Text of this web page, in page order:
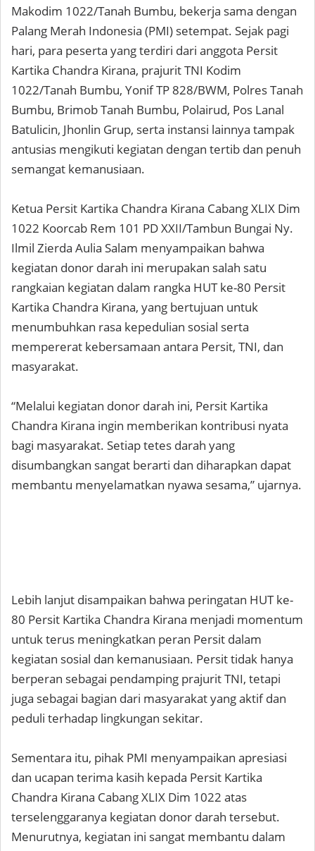
Makodim 1022/Tanah Bumbu, bekerja sama dengan
Palang Merah Indonesia (PMI) setempat. Sejak pagi
hari, para peserta yang terdiri dari anggota Persit
Kartika Chandra Kirana, prajurit TNI Kodim
1022/Tanah Bumbu, Yonif TP 828/BWM, Polres Tanah
Bumbu, Brimob Tanah Bumbu, Polairud, Pos Lanal
Batulicin, Jhonlin Grup, serta instansi lainnya tampak
antusias mengikuti kegiatan dengan tertib dan penuh
semangat kemanusiaan.
Ketua Persit Kartika Chandra Kirana Cabang XLIX Dim
1022 Koorcab Rem 101 PD XXII/Tambun Bungai Ny.
Ilmil Zierda Aulia Salam menyampaikan bahwa
kegiatan donor darah ini merupakan salah satu
rangkaian kegiatan dalam rangka HUT ke-80 Persit
Kartika Chandra Kirana, yang bertujuan untuk
menumbuhkan rasa kepedulian sosial serta
mempererat kebersamaan antara Persit, TNI, dan
masyarakat.
“Melalui kegiatan donor darah ini, Persit Kartika
Chandra Kirana ingin memberikan kontribusi nyata
bagi masyarakat. Setiap tetes darah yang
disumbangkan sangat berarti dan diharapkan dapat
membantu menyelamatkan nyawa sesama,” ujarnya.
Lebih lanjut disampaikan bahwa peringatan HUT ke-
80 Persit Kartika Chandra Kirana menjadi momentum
untuk terus meningkatkan peran Persit dalam
kegiatan sosial dan kemanusiaan. Persit tidak hanya
berperan sebagai pendamping prajurit TNI, tetapi
juga sebagai bagian dari masyarakat yang aktif dan
peduli terhadap lingkungan sekitar.
Sementara itu, pihak PMI menyampaikan apresiasi
dan ucapan terima kasih kepada Persit Kartika
Chandra Kirana Cabang XLIX Dim 1022 atas
terselenggaranya kegiatan donor darah tersebut.
Menurutnya, kegiatan ini sangat membantu dalam